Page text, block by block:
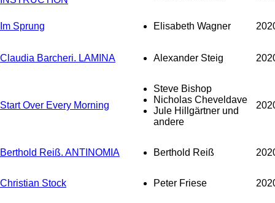
Im Sprung Elisabeth Wagner
Claudia Barcheri. LAMINA Alexander Steig
Start Over Every Morning
Steve Bishop
Nicholas Cheveldave
Jule Hillgärtner und
andere
Berthold Reiß. ANTINOMIA Berthold Reiß
Christian Stock Peter Friese